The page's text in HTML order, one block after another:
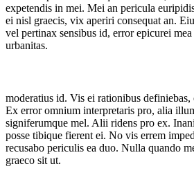
expetendis in mei. Mei an pericula
ei nisl graecis, vix aperiri consequat an.
vel pertinax sensibus id, error epicurei
urbanitas.
moderatius id. Vis ei rationibus
Ex error omnium interpretaris pro, alia
signiferumque mel. Alii ridens pro ex.
posse tibique fierent ei. No vis errem
recusabo periculis ea duo. Nulla quando
graeco sit ut.